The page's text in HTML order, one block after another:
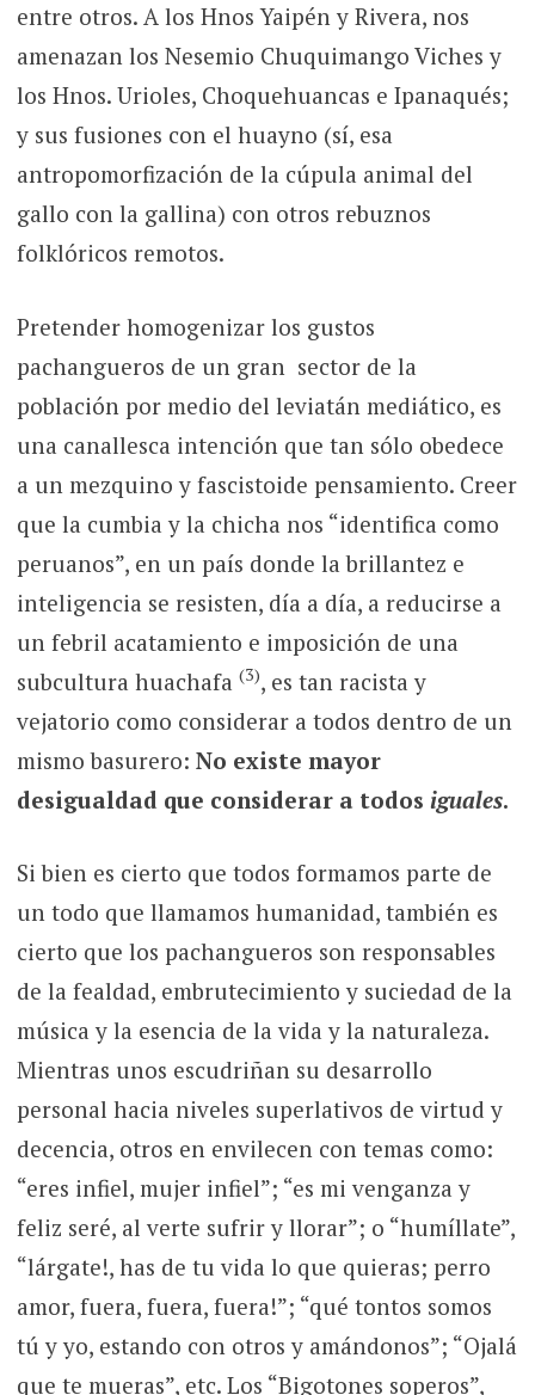
entre otros. A los Hnos Yaipén y Rivera, nos
amenazan los Nesemio Chuquimango Viches y
los Hnos. Urioles, Choquehuancas e Ipanaqués;
y sus fusiones con el huayno (sí, esa
antropomorfización de la cúpula animal del
gallo con la gallina) con otros rebuznos
folklóricos remotos.
Pretender homogenizar los gustos
pachangueros de un gran sector de la
población por medio del leviatán mediático, es
una canallesca intención que tan sólo obedece
a un mezquino y fascistoide pensamiento. Creer
que la cumbia y la chicha nos “identifica como
peruanos”, en un país donde la brillantez e
inteligencia se resisten, día a día, a reducirse a
un febril acatamiento e imposición de una
subcultura huachafa (3), es tan racista y
vejatorio como considerar a todos dentro de un
mismo basurero: No existe mayor
desigualdad que considerar a todos iguales.
Si bien es cierto que todos formamos parte de
un todo que llamamos humanidad, también es
cierto que los pachangueros son responsables
de la fealdad, embrutecimiento y suciedad de la
música y la esencia de la vida y la naturaleza.
Mientras unos escudriñan su desarrollo
personal hacia niveles superlativos de virtud y
decencia, otros en envilecen con temas como:
“eres infiel, mujer infiel”; “es mi venganza y
feliz seré, al verte sufrir y llorar”; o “humíllate”,
“lárgate!, has de tu vida lo que quieras; perro
amor, fuera, fuera, fuera!”; “qué tontos somos
tú y yo, estando con otros y amándonos”; “Ojalá
que te mueras”, etc. Los “Bigotones soperos”,